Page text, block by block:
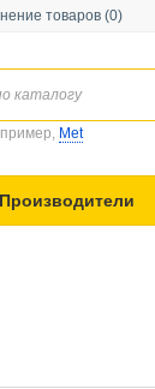
товаров (0)
Met
Производители